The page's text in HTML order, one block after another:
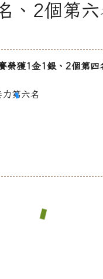
、2個第
榮獲1金1銀、2個第四
第六名